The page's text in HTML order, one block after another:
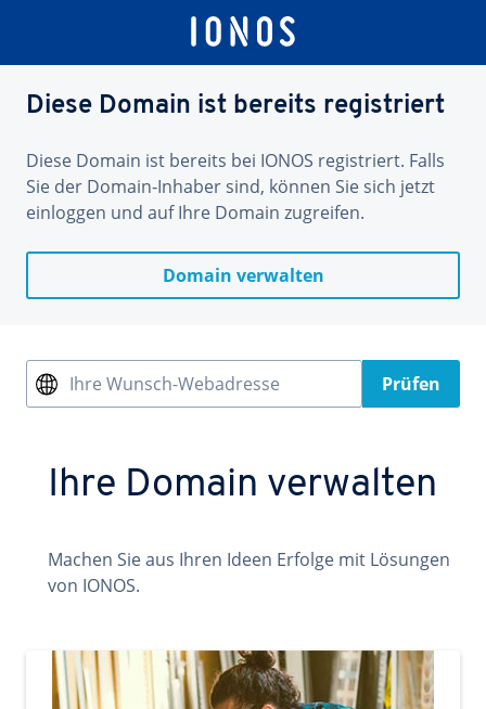
Diese Domain ist bereits registriert
Diese Domain ist bereits bei IONOS registriert. Falls
Sie der Domain-Inhaber sind, können Sie sich jetzt
einloggen und auf Ihre Domain zugreifen.
Domain verwalten
Ihre Wunsch-Webadresse Prüfen
Ihre Domain verwalten
Machen Sie aus Ihren Ideen Erfolge mit Lösungen
von IONOS.